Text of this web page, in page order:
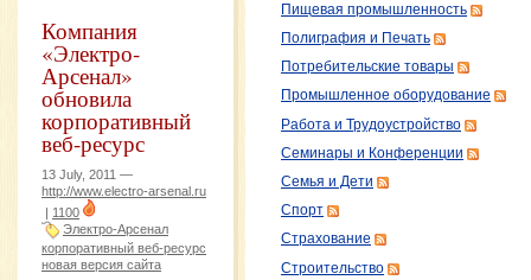
Компания
«Электро-
Арсенал»
обновила
корпоративный
веб-ресурс
13 July, 2011 —
http://www.electro-arsenal.ru
1100
Электро-Арсенал
корпоративный веб-ресурс
новая версия сайта
Пищевая промышленность
Полиграфия и Печать
Потребительские товары
Промышленное оборудование
Работа и Трудоустройство
Семинары и Конференции
Семья и Дети
Спорт
Страхование
Строительство